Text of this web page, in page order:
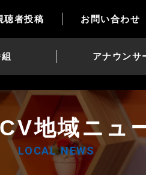
聴者投稿 お問い合わせ
アナウンサ
地域ニュ
LOCAL NEWS